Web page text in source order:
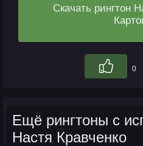
Скачать рингтон
0
Ещё рингтоны с
Настя Кравченко